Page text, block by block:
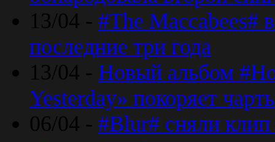
13/04 - #The Maccabees#
последние три года
13/04 - Новый альбом
Yesterday» покоряет
06/04 - #Blur# сняли клип